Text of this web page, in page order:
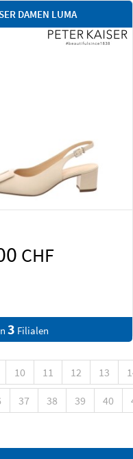
DAMEN LUMA
CHF
3 Filialen
10 11 12 13
37 38 39 40